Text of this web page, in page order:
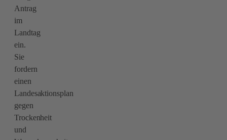
Antrag
im
Landtag
ein.
Sie
fordern
einen
Landesaktionsplan
gegen
Trockenheit
und